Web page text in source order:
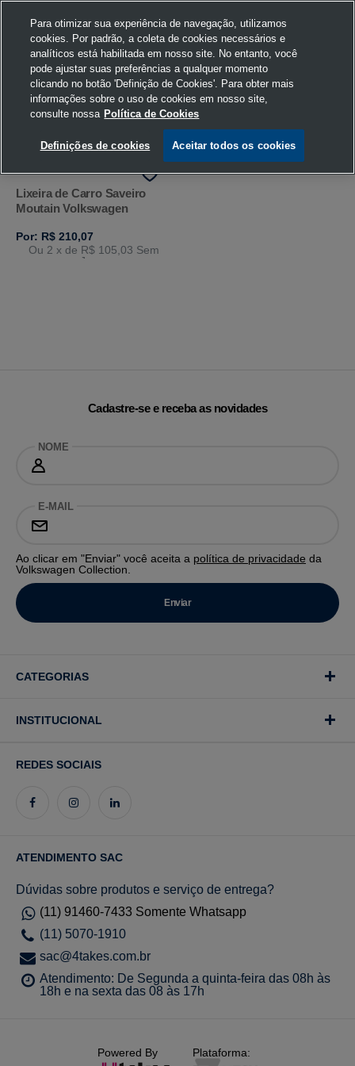
Home Volkswagen Acessórios Lixeira de Carro Chumbo
FILTRAR Ordenar por
Lixeira de Carro Saveiro
Moutain Volkswagen
Por: R$ 210,07
Ou 2 x de R$ 105,03 Sem
Juros
Cadastre-se e receba as novidades
NOME
E-MAIL
Ao clicar em "Enviar" você aceita a política de privacidade da
Volkswagen Collection.
CATEGORIAS
INSTITUCIONAL
REDES SOCIAIS
ATENDIMENTO SAC
Dúvidas sobre produtos e serviço de entrega?
(11) 91460-7433 Somente Whatsapp
(11) 5070-1910
sac@4takes.com.br
Atendimento: De Segunda a quinta-feira das 08h às
18h e na sexta das 08 às 17h
Powered By Plataforma:
Para otimizar sua experiência de navegação, utilizamos
cookies. Por padrão, a coleta de cookies necessários e
analíticos está habilitada em nosso site. No entanto, você
pode ajustar suas preferências a qualquer momento
clicando no botão 'Definição de Cookies'. Para obter mais
informações sobre o uso de cookies em nosso site,
consulte nossa Política de Cookies
Definições de cookies Aceitar todos os cookies